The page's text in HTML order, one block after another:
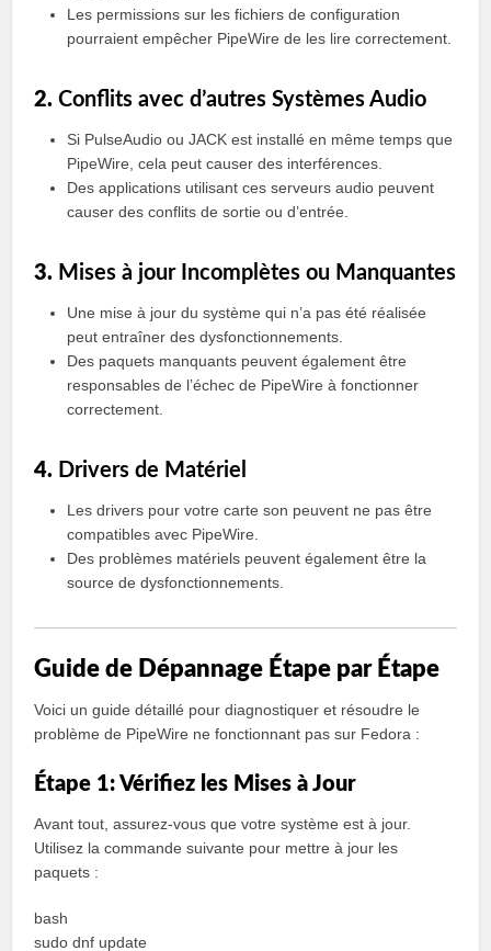
Les permissions sur les fichiers de configuration
pourraient empêcher PipeWire de les lire correctement.
2.Conflits avec d’autres Systèmes Audio
Si PulseAudio ou JACK est installé en même temps que
PipeWire, cela peut causer des interférences.
Des applications utilisant ces serveurs audio peuvent
causer des conflits de sortie ou d’entrée.
3. Mises à jour Incomplètes ou Manquantes
Une mise à jour du système qui n’a pas été réalisée
peut entraîner des dysfonctionnements.
Des paquets manquants peuvent également être
responsables de l’échec de PipeWire à fonctionner
correctement.
4. Drivers de Matériel
Les drivers pour votre carte son peuvent ne pas être
compatibles avec PipeWire.
Des problèmes matériels peuvent également être la
source de dysfonctionnements.
Guide de Dépannage Étape par Étape
Voici un guide détaillé pour diagnostiquer et résoudre le
problème de PipeWire ne fonctionnant pas sur Fedora :
Étape 1: Vérifiez les Mises à Jour
Avant tout, assurez-vous que votre système est à jour.
Utilisez la commande suivante pour mettre à jour les
paquets :
bash
sudo dnf update